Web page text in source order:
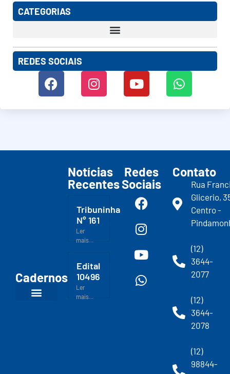
CATEGORIAS
REDES SOCIAIS
Cadernos
Notícias
Recentes
Tribuninha
N° 161
Ler
mais...
Edital
10496
Ler
mais...
Redes
Sociais
Contato
Rua
Glicerio,
Centro -
(12)
3644-
2077
(12)
3644-
2078
(12)
98844-